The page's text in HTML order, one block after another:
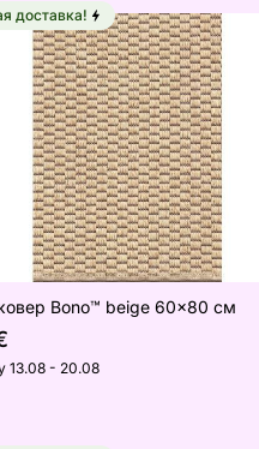
ковер Bono™ beige 60x80
Найдите
доставка!
Bono™ beige 60x80 см
13.08 - 20.08